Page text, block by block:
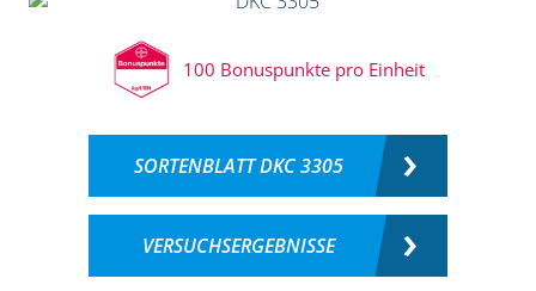
100 Bonuspunkte pro Einheit
SORTENBLATT DKC 3305
VERSUCHSERGEBNISSE